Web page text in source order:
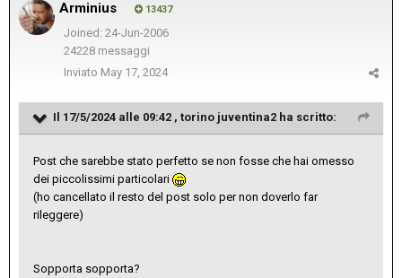
Arminius 13437
Joined: 24-Jun-2006
24228 messaggi
Inviato May 17, 2024
Il 17/5/2024 alle 09:42 , torino juventina2 ha scritto:
Post che sarebbe stato perfetto se non fosse che hai omesso
dei piccolissimi particolari
(ho cancellato il resto del post solo per non doverlo far
rileggere)
Sopporta sopporta?